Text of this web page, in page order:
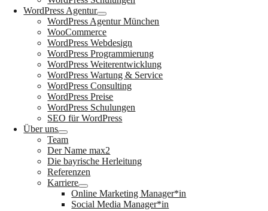
WordPress Agentur
WordPress Agentur München
WooCommerce
WordPress Webdesign
WordPress Programmierung
WordPress Weiterentwicklung
WordPress Wartung & Service
WordPress Consulting
WordPress Preise
WordPress Schulungen
SEO für WordPress
Über uns
Team
Der Name max2
Die bayrische Herleitung
Referenzen
Karriere
Online Marketing Manager*in
Social Media Manager*in